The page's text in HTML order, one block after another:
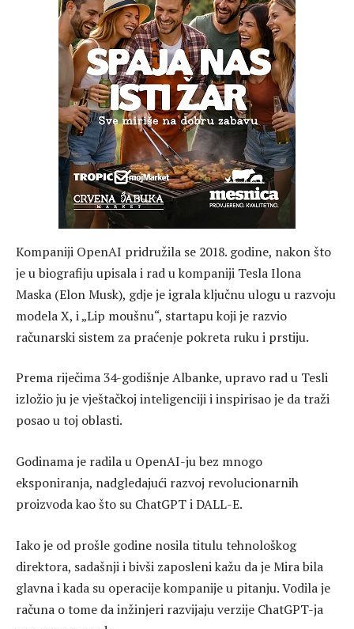
Kompaniji OpenAI pridružila se 2018. godine, nakon što
je u biografiju upisala i rad u kompaniji Tesla Ilona
Maska (Elon Musk), gdje je igrala ključnu ulogu u razvoju
modela X, i „Lip moušnu“, startapu koji je razvio
računarski sistem za praćenje pokreta ruku i prstiju.
Prema riječima 34-godišnje Albanke, upravo rad u Tesli
izložio ju je vještačkoj inteligenciji i inspirisao je da traži
posao u toj oblasti.
Godinama je radila u OpenAI-ju bez mnogo
eksponiranja, nadgledajući razvoj revolucionarnih
proizvoda kao što su ChatGPT i DALL-E.
Iako je od prošle godine nosila titulu tehnološkog
direktora, sadašnji i bivši zaposleni kažu da je Mira bila
glavna i kada su operacije kompanije u pitanju. Vodila je
računa o tome da inžinjeri razvijaju verzije ChatGPT-ja